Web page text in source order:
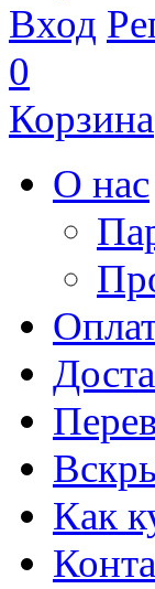
Вход
0
Корзина
О нас
Как